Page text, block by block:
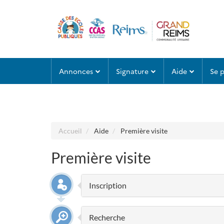
Annonces Signature Aide Se
Accueil Aide Première visite
Première visite
Inscription
Recherche